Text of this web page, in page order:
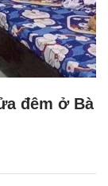
đêm ở Bà